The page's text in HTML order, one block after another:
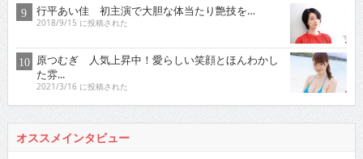
行平あい佳 初主演で大胆な体当たり艶技を…
2018/9/15 に投稿された
原つむぎ 人気上昇中！愛らしい笑顔とほんわかし
た雰...
2021/3/16 に投稿された
オススメインタビュー